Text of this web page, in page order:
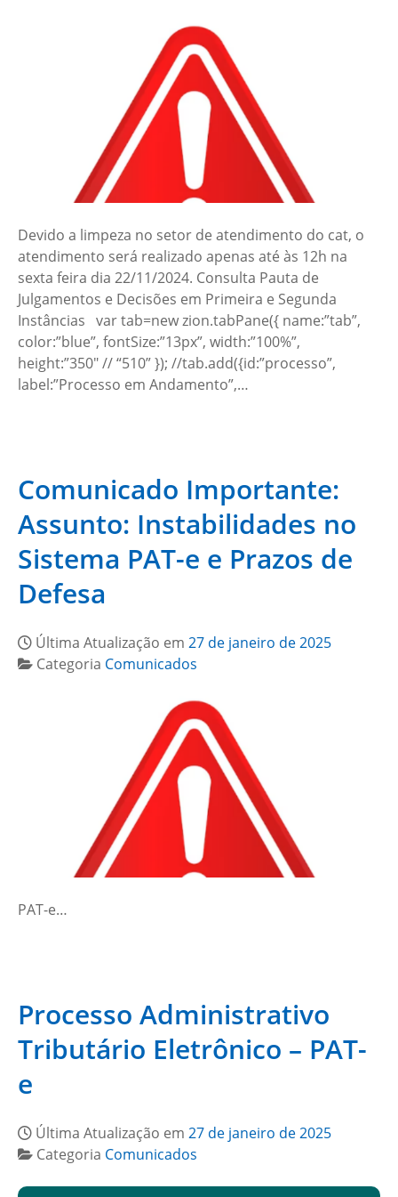
Devido a limpeza no setor de atendimento do cat, o
atendimento será realizado apenas até às 12h na
sexta feira dia 22/11/2024. Consulta Pauta de
Julgamentos e Decisões em Primeira e Segunda
Instâncias var tab=new zion.tabPane({ name:”tab”,
color:”blue”, fontSize:”13px”, width:”100%”,
height:”350″ // “510” }); //tab.add({id:”processo”,
label:”Processo em Andamento”,…
Comunicado Importante:
Assunto: Instabilidades no
Sistema PAT-e e Prazos de
Defesa
Última Atualização em 27 de janeiro de 2025
Categoria Comunicados
PAT-e…
Processo Administrativo
Tributário Eletrônico – PAT-
e
Última Atualização em 27 de janeiro de 2025
Categoria Comunicados